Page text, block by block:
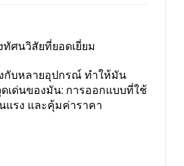
ศนวิสัยที่ยอดเยี่ยม
กับหลายอุปกรณ์ ทำให้มัน
เด่นของมัน: การออกแบบที่ใช้
แรง และคุ้มค่าราคา